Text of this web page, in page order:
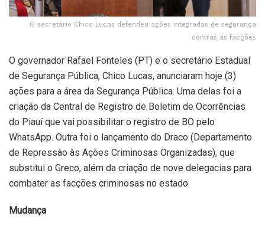
O secretário Chico Lucas defendeu ações integradas de segurança
contras as facções
O governador Rafael Fonteles (PT) e o secretário Estadual
de Segurança Pública, Chico Lucas, anunciaram hoje (3)
ações para a área da Segurança Pública. Uma delas foi a
criação da Central de Registro de Boletim de Ocorrências
do Piauí que vai possibilitar o registro de BO pelo
WhatsApp. Outra foi o lançamento do Draco (Departamento
de Repressão às Ações Criminosas Organizadas), que
substitui o Greco, além da criação de nove delegacias para
combater as facções criminosas no estado.
Mudança